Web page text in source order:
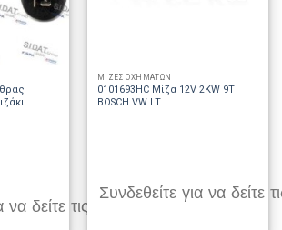
δείτε τις τιμές
ΜΙΖΕΣ ΟΧΗΜΑΤΩΝ
0101693HC Μίζα 12V 2KW 9T
BOSCH VW LT
Συνδεθείτε για να δείτε